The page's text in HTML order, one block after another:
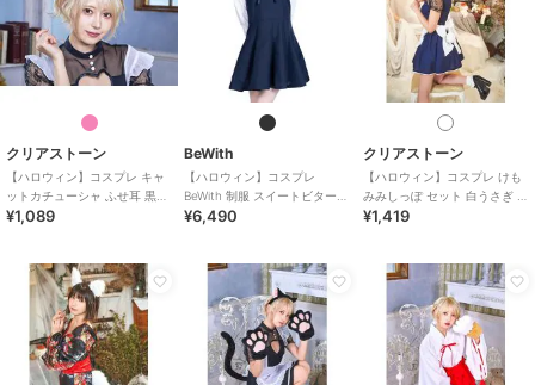
クリアストーン
【ハロウィン】コスプレ キャ
ットカチューシャ ふせ耳 黒×
ピンク ユニセックス
¥1,089
BeWith
【ハロウィン】コスプレ
BeWith 制服 スイートビター学
園ブラック かわいい
¥6,490
クリアストーン
【ハロウィン】コスプレ けも
みみしっぽ セット 白うさぎ ユ
ニセックス ホワイト
¥1,419